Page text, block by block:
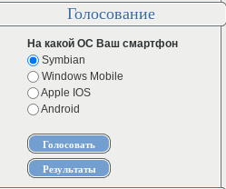
Голосование
На какой ОС Ваш смартфон
Symbian
Windows Mobile
Apple IOS
Android